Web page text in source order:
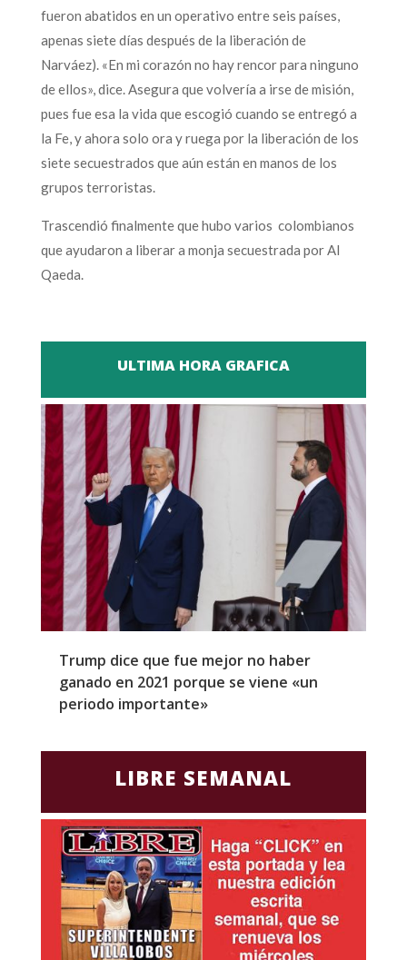
fueron abatidos en un operativo entre seis países,
apenas siete días después de la liberación de
Narváez). «En mi corazón no hay rencor para ninguno
de ellos», dice. Asegura que volvería a irse de misión,
pues fue esa la vida que escogió cuando se entregó a
la Fe, y ahora solo ora y ruega por la liberación de los
siete secuestrados que aún están en manos de los
grupos terroristas.
Trascendió finalmente que hubo varios colombianos
que ayudaron a liberar a monja secuestrada por Al
Qaeda.
ULTIMA HORA GRAFICA
Trump dice que fue mejor no haber
ganado en 2021 porque se viene «un
periodo importante»
LIBRE SEMANAL